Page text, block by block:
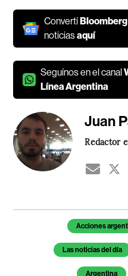
Convertí
noticiasaquí
Seguínos en el canal
Línea Argentina
Juan
Redactor
Temas de este artículo
Acciones
Las noticias del día
Argentina